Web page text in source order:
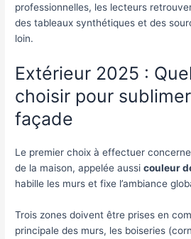
professionnelles, les lecteurs
des tableaux synthétiques et des
loin.
Extérieur 2025 :
choisir pour
façade
Le premier choix à effectuer
de la maison, appelée aussicouleur
habille les murs et fixe l’ambiance
Trois zones doivent être prises en
principale des murs, les boiseries